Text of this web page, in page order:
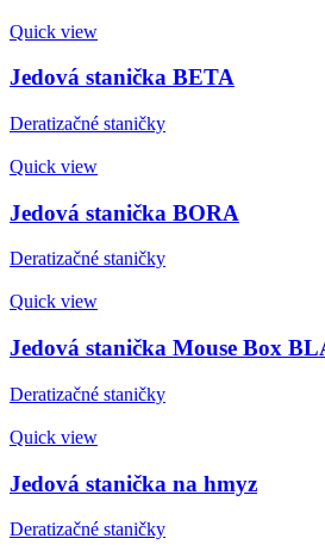
Quick view
Jedová stanička BETA
Deratizačné staničky
Quick view
Jedová stanička BORA
Deratizačné staničky
Quick view
Jedová stanička Mouse Box
Deratizačné staničky
Quick view
Jedová stanička na hmyz
Deratizačné staničky